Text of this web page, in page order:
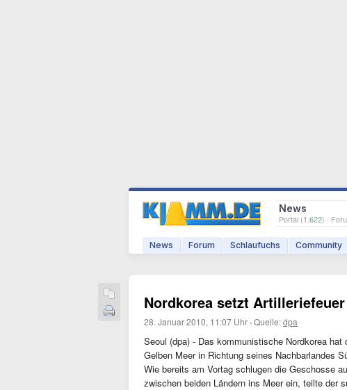
News
Portal (1.622) ·
News Forum Schlaufuchs Community
Nordkorea setzt
28. Januar 2010, 11:07 Uhr ·Quelle:dpa
Seoul (dpa) - Das kommunistische Nordkorea
Gelben Meer in Richtung seines Nachbarlandes
Wie bereits am Vortag schlugen die Geschosse
zwischen beiden Ländern ins Meer ein, teilte der